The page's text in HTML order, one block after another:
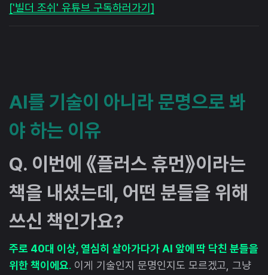
['빌더 조쉬' 유튜브 구독하러가기]
AI를 기술이 아니라 문명으로 봐
야 하는 이유
Q. 이번에 《플러스 휴먼》이라는
책을 내셨는데, 어떤 분들을 위해
쓰신 책인가요?
주로 40대 이상, 열심히 살아가다가 AI 앞에 딱 닥친 분들을
위한 책이에요. 이게 기술인지 문명인지도 모르겠고, 그냥